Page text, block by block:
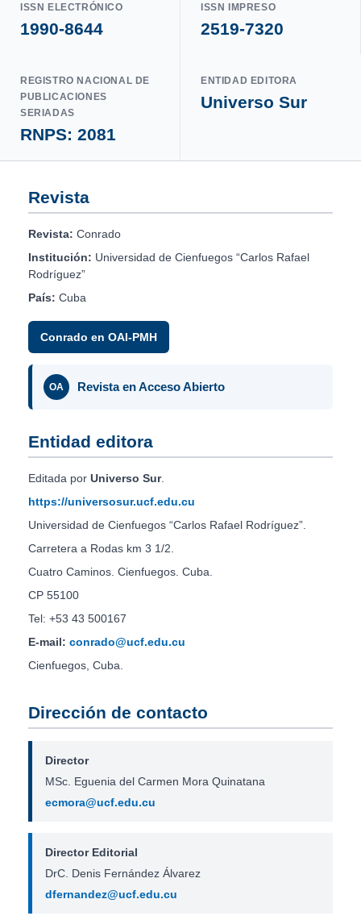
ISSN ELECTRÓNICO
1990-8644
ISSN IMPRESO
2519-7320
REGISTRO NACIONAL DE
PUBLICACIONES
SERIADAS
RNPS: 2081
ENTIDAD EDITORA
Universo Sur
Revista
Revista: Conrado
Institución: Universidad de Cienfuegos “Carlos Rafael
Rodríguez”
País: Cuba
Conrado en OAI-PMH
OA Revista en Acceso Abierto
Entidad editora
Editada por Universo Sur.
https://universosur.ucf.edu.cu
Universidad de Cienfuegos “Carlos Rafael Rodríguez”.
Carretera a Rodas km 3 1/2.
Cuatro Caminos. Cienfuegos. Cuba.
CP 55100
Tel: +53 43 500167
E-mail: conrado@ucf.edu.cu
Cienfuegos, Cuba.
Dirección de contacto
Director
MSc. Eguenia del Carmen Mora Quinatana
ecmora@ucf.edu.cu
Director Editorial
DrC. Denis Fernández Álvarez
dfernandez@ucf.edu.cu